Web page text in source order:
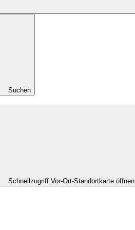
Suchen
Schnellzugriff Vor-Ort-Standortkarte öffnen